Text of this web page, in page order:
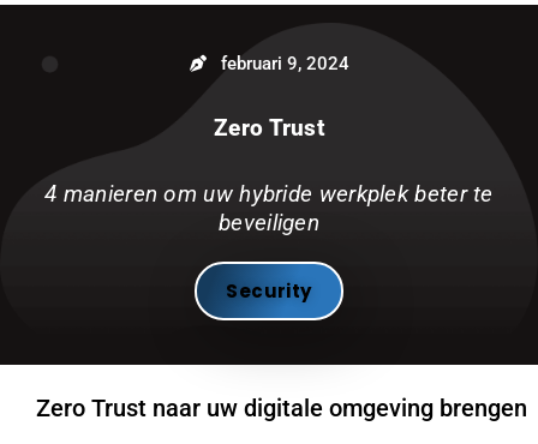
februari 9, 2024
Zero Trust
4 manieren om uw hybride werkplek beter te
beveiligen
Security
Zero Trust naar uw digitale omgeving brengen